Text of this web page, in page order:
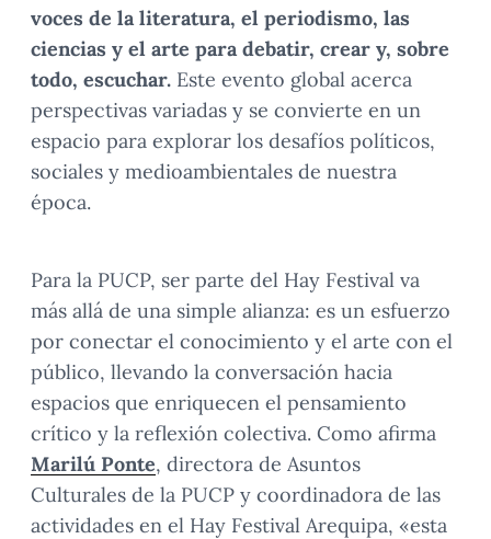
voces de la literatura, el periodismo, las
ciencias y el arte para debatir, crear y, sobre
todo, escuchar. Este evento global acerca
perspectivas variadas y se convierte en un
espacio para explorar los desafíos políticos,
sociales y medioambientales de nuestra
época.
Para la PUCP, ser parte del Hay Festival va
más allá de una simple alianza: es un esfuerzo
por conectar el conocimiento y el arte con el
público, llevando la conversación hacia
espacios que enriquecen el pensamiento
crítico y la reflexión colectiva. Como afirma
Marilú Ponte, directora de Asuntos
Culturales de la PUCP y coordinadora de las
actividades en el Hay Festival Arequipa, «esta